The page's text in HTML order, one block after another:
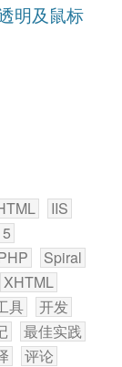
明及鼠标
IIS
Spiral
XHTML
具
开发
最佳实践
评论